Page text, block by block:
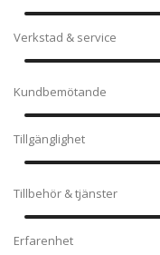
Verkstad & service
Kundbemötande
Tillgänglighet
Tillbehör & tjänster
Erfarenhet